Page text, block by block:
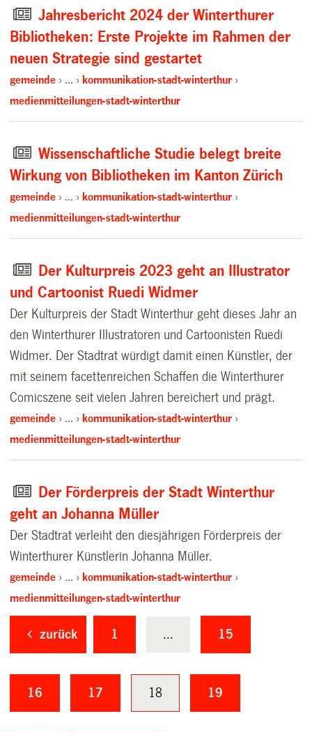
Jahresbericht 2024 der Winterthurer
Bibliotheken: Erste Projekte im Rahmen der
neuen Strategie sind gestartet
gemeinde …
kommunikation-stadt-winterthur
medienmitteilungen-stadt-winterthur
Wissenschaftliche Studie belegt breite
Wirkung von Bibliotheken im Kanton Zürich
gemeinde …
kommunikation-stadt-winterthur
medienmitteilungen-stadt-winterthur
Der Kulturpreis 2023 geht an Illustrator
und Cartoonist Ruedi Widmer
Der Kulturpreis der Stadt Winterthur geht dieses Jahr an
den Winterthurer Illustratoren und Cartoonisten Ruedi
Widmer. Der Stadtrat würdigt damit einen Künstler, der
mit seinem facettenreichen Schaffen die Winterthurer
Comicszene seit vielen Jahren bereichert und prägt.
gemeinde …
kommunikation-stadt-winterthur
medienmitteilungen-stadt-winterthur
Der Förderpreis der Stadt Winterthur
geht an Johanna Müller
Der Stadtrat verleiht den diesjährigen Förderpreis der
Winterthurer Künstlerin Johanna Müller.
gemeinde …
kommunikation-stadt-winterthur
medienmitteilungen-stadt-winterthur
zurück 1 ... 15
16 17 18 19